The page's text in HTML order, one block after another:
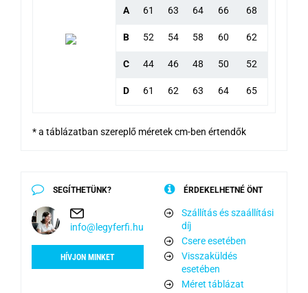
A 61 63 64 66 68
B 52 54 58 60 62
C 44 46 48 50 52
D 61 62 63 64 65
* a táblázatban szereplő méretek cm-ben értendők
SEGÍTHETÜNK?
info@legyferfi.hu
HÍVJON MINKET
ÉRDEKELHETNÉ ÖNT
Szállítás és szaállítási
díj
Csere esetében
Visszaküldés
esetében
Méret táblázat